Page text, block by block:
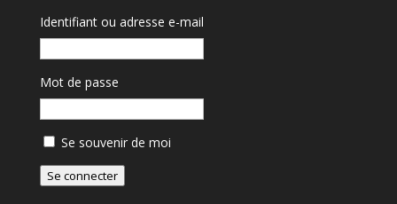
Identifiant ou adresse e-mail
Mot de passe
Se souvenir de moi
Se connecter